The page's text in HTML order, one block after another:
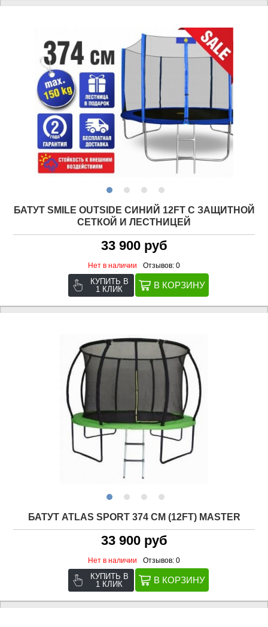
БАТУТ SMILE OUTSIDE СИНИЙ 12FT С ЗАЩИТНОЙ
СЕТКОЙ И ЛЕСТНИЦЕЙ
33 900 руб
Нет в наличии Отзывов: 0
КУПИТЬ В
1 КЛИК
БАТУТ ATLAS SPORT 374 СМ (12FT) MASTER
33 900 руб
Нет в наличии Отзывов: 0
КУПИТЬ В
1 КЛИК